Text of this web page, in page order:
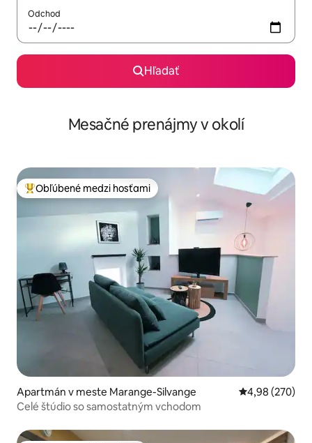
Odchod
Hľadať
Mesačné prenájmy v okolí
Najobľúbenejšie medzi hosťami
Obľúbené medzi hosťami
Apartmán v meste Marange-Silvange Priemerné
4,98 (270)
Celé štúdio so samostatným vchodom